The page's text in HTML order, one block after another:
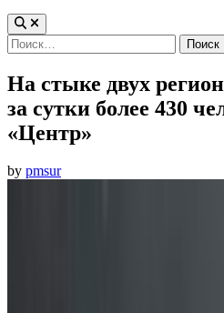
Найти:
На стыке двух
за сутки более 430
«Центр»
by pmsur